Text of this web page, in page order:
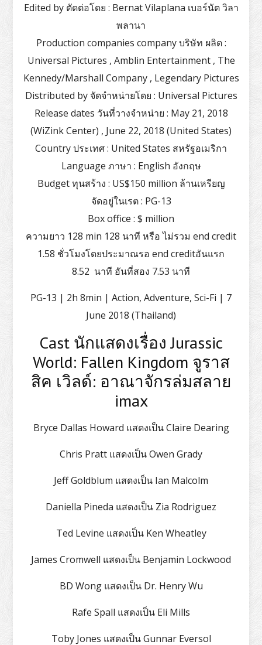
Edited by ตัดต่อโดย : Bernat Vilaplana เบอร์นัต วิลา
พลานา
Production companies company บริษัท ผลิต :
Universal Pictures , Amblin Entertainment , The
Kennedy/Marshall Company , Legendary Pictures
Distributed by จัดจำหน่ายโดย : Universal Pictures
Release dates วันที่วางจำหน่าย : May 21, 2018
(WiZink Center) , June 22, 2018 (United States)
Country ประเทศ : United States สหรัฐอเมริกา
Language ภาษา : English อังกฤษ
Budget ทุนสร้าง : US$150 million ล้านเหรียญ
จัดอยู่ในเรต : PG-13
Box office : $ million
ความยาว 128 min 128 นาที หรือ ไม่รวม end credit
1.58 ชั่วโมงโดยประมาณรอ end creditอันแรก
8.52 นาที อันที่สอง 7.53 นาที
PG-13 | 2h 8min | Action, Adventure, Sci-Fi | 7
June 2018 (Thailand)
Cast นักแสดงเรื่อง Jurassic
World: Fallen Kingdom จูราส
สิค เวิลด์: อาณาจักรล่มสลาย
imax
Bryce Dallas Howard แสดงเป็น Claire Dearing
Chris Pratt แสดงเป็น Owen Grady
Jeff Goldblum แสดงเป็น Ian Malcolm
Daniella Pineda แสดงเป็น Zia Rodriguez
Ted Levine แสดงเป็น Ken Wheatley
James Cromwell แสดงเป็น Benjamin Lockwood
BD Wong แสดงเป็น Dr. Henry Wu
Rafe Spall แสดงเป็น Eli Mills
Toby Jones แสดงเป็น Gunnar Eversol